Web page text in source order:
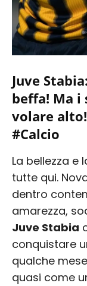
Juve
beffa! Ma i
volare
#Calcio
La bellezza e
tutte qui.
dentro
amarezza,
Juve Stabia
conquistare
qualche
quasi come